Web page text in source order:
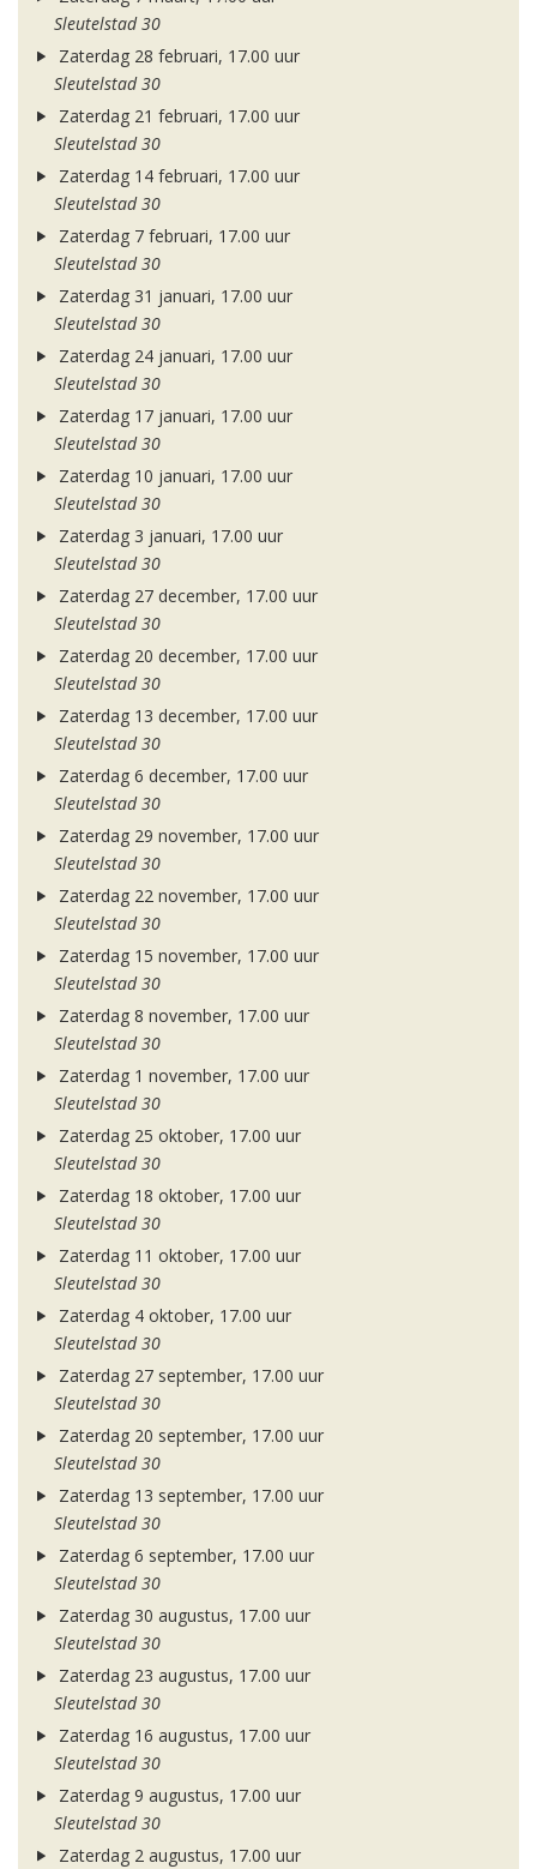
Sleutelstad 30
Zaterdag 28 februari, 17.00 uur
Sleutelstad 30
Zaterdag 21 februari, 17.00 uur
Sleutelstad 30
Zaterdag 14 februari, 17.00 uur
Sleutelstad 30
Zaterdag 7 februari, 17.00 uur
Sleutelstad 30
Zaterdag 31 januari, 17.00 uur
Sleutelstad 30
Zaterdag 24 januari, 17.00 uur
Sleutelstad 30
Zaterdag 17 januari, 17.00 uur
Sleutelstad 30
Zaterdag 10 januari, 17.00 uur
Sleutelstad 30
Zaterdag 3 januari, 17.00 uur
Sleutelstad 30
Zaterdag 27 december, 17.00 uur
Sleutelstad 30
Zaterdag 20 december, 17.00 uur
Sleutelstad 30
Zaterdag 13 december, 17.00 uur
Sleutelstad 30
Zaterdag 6 december, 17.00 uur
Sleutelstad 30
Zaterdag 29 november, 17.00 uur
Sleutelstad 30
Zaterdag 22 november, 17.00 uur
Sleutelstad 30
Zaterdag 15 november, 17.00 uur
Sleutelstad 30
Zaterdag 8 november, 17.00 uur
Sleutelstad 30
Zaterdag 1 november, 17.00 uur
Sleutelstad 30
Zaterdag 25 oktober, 17.00 uur
Sleutelstad 30
Zaterdag 18 oktober, 17.00 uur
Sleutelstad 30
Zaterdag 11 oktober, 17.00 uur
Sleutelstad 30
Zaterdag 4 oktober, 17.00 uur
Sleutelstad 30
Zaterdag 27 september, 17.00 uur
Sleutelstad 30
Zaterdag 20 september, 17.00 uur
Sleutelstad 30
Zaterdag 13 september, 17.00 uur
Sleutelstad 30
Zaterdag 6 september, 17.00 uur
Sleutelstad 30
Zaterdag 30 augustus, 17.00 uur
Sleutelstad 30
Zaterdag 23 augustus, 17.00 uur
Sleutelstad 30
Zaterdag 16 augustus, 17.00 uur
Sleutelstad 30
Zaterdag 9 augustus, 17.00 uur
Sleutelstad 30
Zaterdag 2 augustus, 17.00 uur